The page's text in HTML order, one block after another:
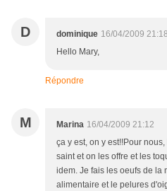
D dominique 16/04/2009 21:18
Hello Mary,
Répondre
M Marina 16/04/2009 21:12
ça y est, on y est!!Pour
saint et on les offre et les
idem. Je fais les oeufs de la
alimentaire et le pelures